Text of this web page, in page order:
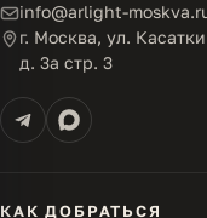
info@arlight-
г. Москва, ул.
д. 3а стр. 3
КАК ДОБРАТЬСЯ